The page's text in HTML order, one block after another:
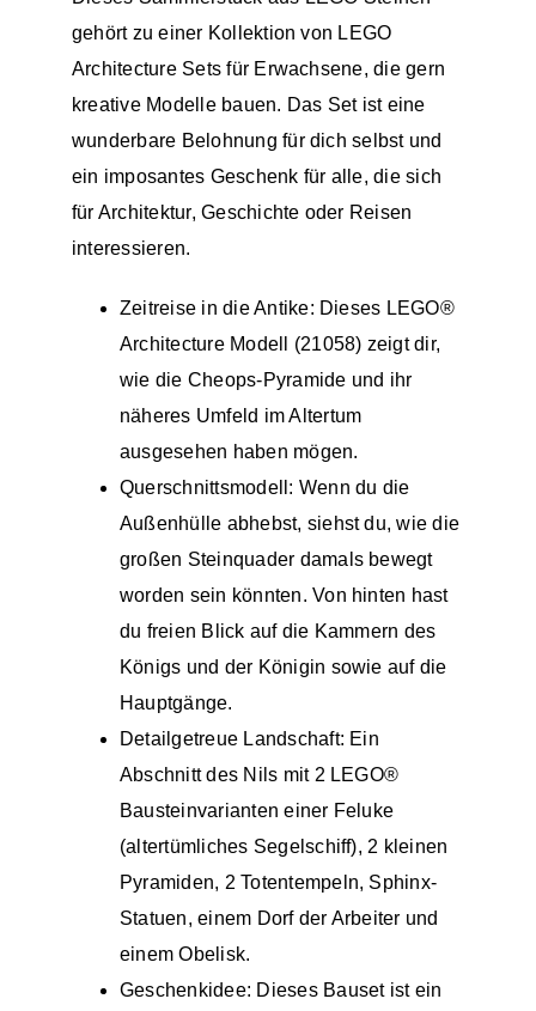
gehört zu einer Kollektion von LEGO
Architecture Sets für Erwachsene, die gern
kreative Modelle bauen. Das Set ist eine
wunderbare Belohnung für dich selbst und
ein imposantes Geschenk für alle, die sich
für Architektur, Geschichte oder Reisen
interessieren.
Zeitreise in die Antike: Dieses LEGO®
Architecture Modell (21058) zeigt dir,
wie die Cheops-Pyramide und ihr
näheres Umfeld im Altertum
ausgesehen haben mögen.
Querschnittsmodell: Wenn du die
Außenhülle abhebst, siehst du, wie die
großen Steinquader damals bewegt
worden sein könnten. Von hinten hast
du freien Blick auf die Kammern des
Königs und der Königin sowie auf die
Hauptgänge.
Detailgetreue Landschaft: Ein
Abschnitt des Nils mit 2 LEGO®
Bausteinvarianten einer Feluke
(altertümliches Segelschiff), 2 kleinen
Pyramiden, 2 Totentempeln, Sphinx-
Statuen, einem Dorf der Arbeiter und
einem Obelisk.
Geschenkidee: Dieses Bauset ist ein